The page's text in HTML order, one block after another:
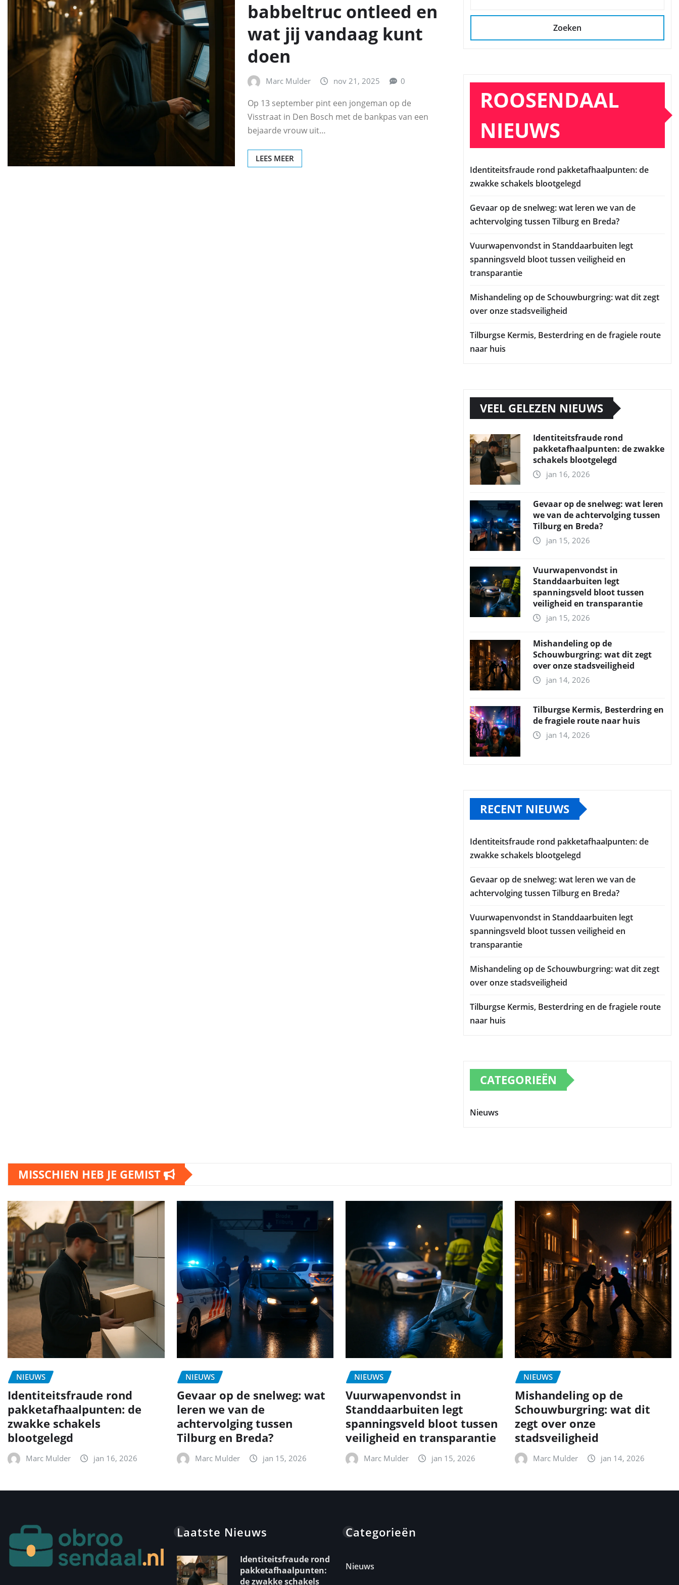
babbeltruc ontleed en
wat jij vandaag kunt
doen
Marc Mulder nov 21, 2025 0
Op 13 september pint een jongeman op de
Visstraat in Den Bosch met de bankpas van een
bejaarde vrouw uit…
LEES MEER
Zoeken
ROOSENDAAL
NIEUWS
Identiteitsfraude rond pakketafhaalpunten: de
zwakke schakels blootgelegd
Gevaar op de snelweg: wat leren we van de
achtervolging tussen Tilburg en Breda?
Vuurwapenvondst in Standdaarbuiten legt
spanningsveld bloot tussen veiligheid en
transparantie
Mishandeling op de Schouwburgring: wat dit zegt
over onze stadsveiligheid
Tilburgse Kermis, Besterdring en de fragiele route
naar huis
VEEL GELEZEN NIEUWS
Identiteitsfraude rond
pakketafhaalpunten: de zwakke
schakels blootgelegd
jan 16, 2026
Gevaar op de snelweg: wat leren
we van de achtervolging tussen
Tilburg en Breda?
jan 15, 2026
Vuurwapenvondst in
Standdaarbuiten legt
spanningsveld bloot tussen
veiligheid en transparantie
jan 15, 2026
Mishandeling op de
Schouwburgring: wat dit zegt
over onze stadsveiligheid
jan 14, 2026
Tilburgse Kermis, Besterdring en
de fragiele route naar huis
jan 14, 2026
RECENT NIEUWS
Identiteitsfraude rond pakketafhaalpunten: de
zwakke schakels blootgelegd
Gevaar op de snelweg: wat leren we van de
achtervolging tussen Tilburg en Breda?
Vuurwapenvondst in Standdaarbuiten legt
spanningsveld bloot tussen veiligheid en
transparantie
Mishandeling op de Schouwburgring: wat dit zegt
over onze stadsveiligheid
Tilburgse Kermis, Besterdring en de fragiele route
naar huis
CATEGORIEËN
Nieuws
MISSCHIEN HEB JE GEMIST
NIEUWS
Identiteitsfraude rond
pakketafhaalpunten: de
zwakke schakels
blootgelegd
Marc Mulder jan 16, 2026
NIEUWS
Gevaar op de snelweg: wat
leren we van de
achtervolging tussen
Tilburg en Breda?
Marc Mulder jan 15, 2026
NIEUWS
Vuurwapenvondst in
Standdaarbuiten legt
spanningsveld bloot tussen
veiligheid en transparantie
Marc Mulder jan 15, 2026
NIEUWS
Mishandeling op de
Schouwburgring: wat dit
zegt over onze
stadsveiligheid
Marc Mulder jan 14, 2026
Laatste Nieuws
Identiteitsfraude rond
pakketafhaalpunten:
de zwakke schakels
Categorieën
Nieuws